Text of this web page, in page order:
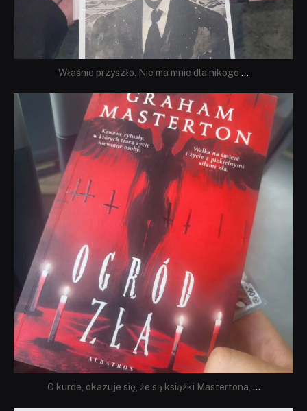
Właśnie przyszło. Nie ma mnie dla nikogo ...
dobryhorror
Sie 23
O kurde, okazuje się, że są książki Mastertona, ...